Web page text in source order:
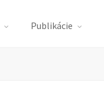
Publikácie